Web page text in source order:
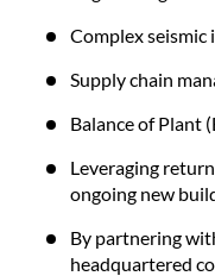
Complex seismic
Supply chain
Balance of Plant
Leveraging
ongoing new
By partnering
headquartered